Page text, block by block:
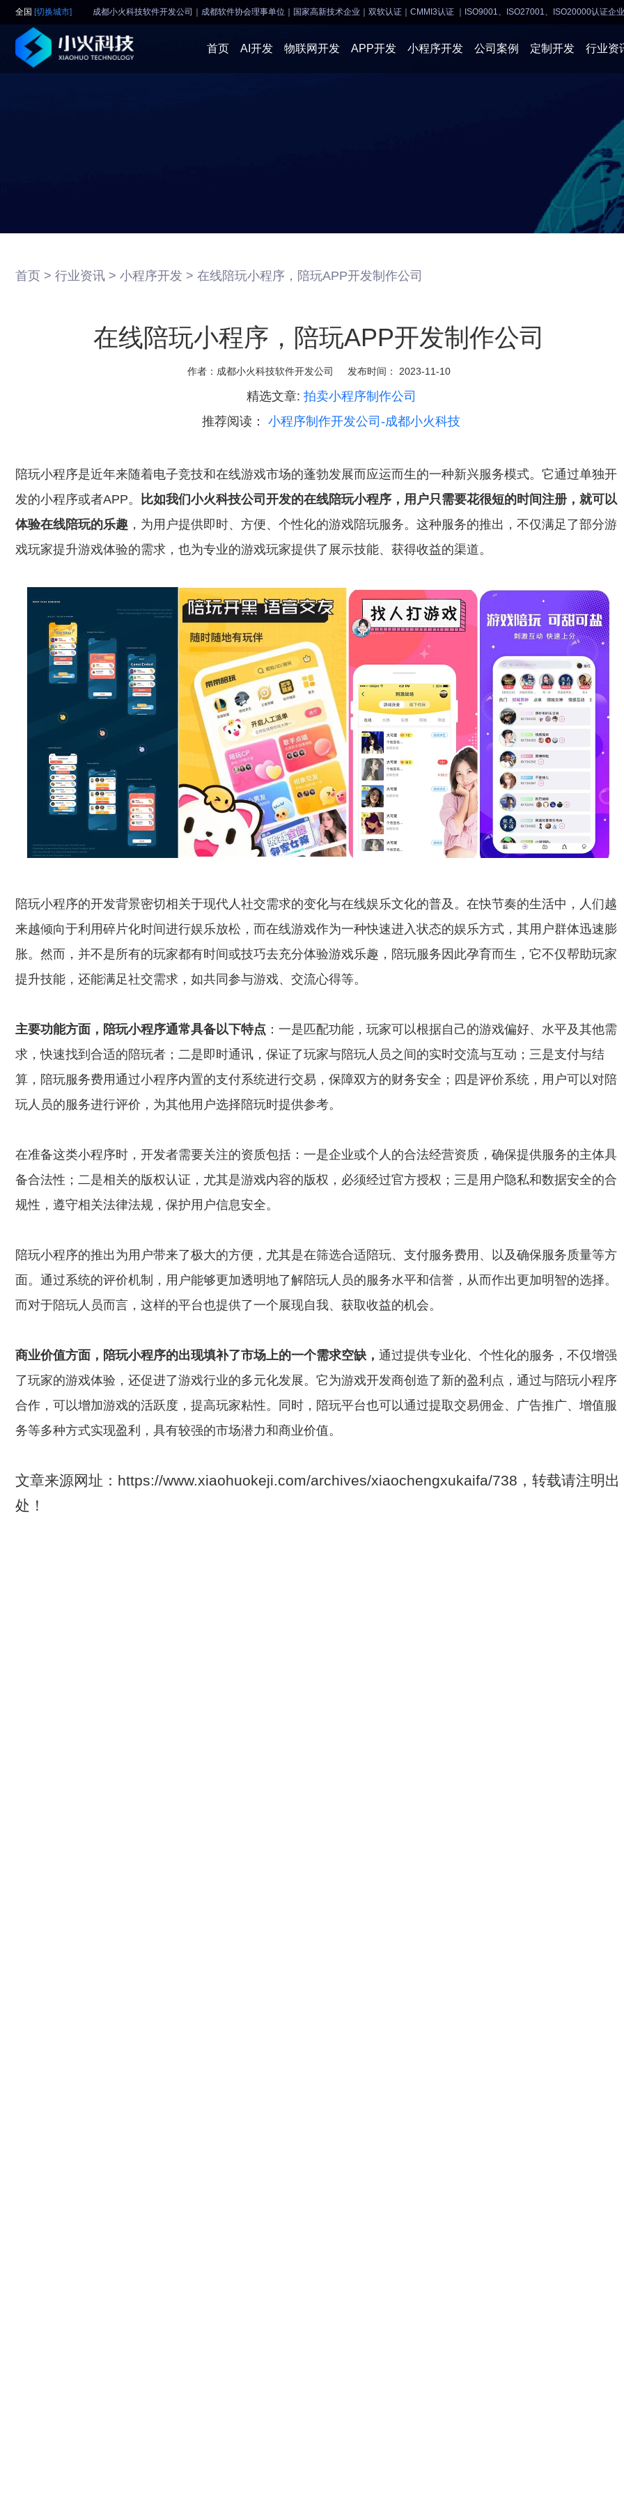
全国 [切换城市] 成都小火科技软件开发公司｜成都软件协会理事单位 国家高新技术企业｜双软认证｜CMMI3认证 ｜ISO9001、ISO27001、ISO20000认证企业
首页 AI开发 物联网开发 APP开发 小程序开发 公司案例 定制开发 行业资
小程序
系统开发
物联网
网站建设
企业经营
商业行情
首页 > 行业资讯 > 小程序开发 > 在线陪玩小程序，陪玩APP开发制作公司
在线陪玩小程序，陪玩APP开发制作公司
作者： 成都小火科技软件开发公司 发布时间： 2023-11-10
精选文章: 拍卖小程序制作公司
推荐阅读： 小程序制作开发公司-成都小火科技
陪玩小程序是近年来随着电子竞技和在线游戏市场的蓬勃发展而应运而生的一种新兴服务模式。它通过单独开
发的小程序或者APP。
比如我们小火科技公司开发的在线陪玩小程序，用户只需要花很短的时间注册，就可以
体验在线陪玩的乐趣 ，为用户提供即时、方便、个性化的游戏陪玩服务。这种服务的推出，不仅满足了部分游
戏玩家提升游戏体验的需求，也为专业的游戏玩家提供了展示技能、获得收益的渠道。
陪玩小程序的开发背景密切相关于现代人社交需求的变化与在线娱乐文化的普及。在快节奏的生活中，人们越
来越倾向于利用碎片化时间进行娱乐放松，而在线游戏作为一种快速进入状态的娱乐方式，其用户群体迅速膨
胀。然而，并不是所有的玩家都有时间或技巧去充分体验游戏乐趣，陪玩服务因此孕育而生，它不仅帮助玩家
提升技能，还能满足社交需求，如共同参与游戏、交流心得等。
主要功能方面，陪玩小程序通常具备以下特点 ：一是匹配功能，玩家可以根据自己的游戏偏好、水平及其他需
求，快速找到合适的陪玩者；二是即时通讯，保证了玩家与陪玩人员之间的实时交流与互动；三是支付与结
算，陪玩服务费用通过小程序内置的支付系统进行交易，保障双方的财务安全；四是评价系统，用户可以对陪
玩人员的服务进行评价，为其他用户选择陪玩时提供参考。
在准备这类小程序时，开发者需要关注的资质包括：一是企业或个人的合法经营资质，确保提供服务的主体具
备合法性；二是相关的版权认证，尤其是游戏内容的版权，必须经过官方授权；三是用户隐私和数据安全的合
规性，遵守相关法律法规，保护用户信息安全。
陪玩小程序的推出为用户带来了极大的方便，尤其是在筛选合适陪玩、支付服务费用、以及确保服务质量等方
面。通过系统的评价机制，用户能够更加透明地了解陪玩人员的服务水平和信誉，从而作出更加明智的选择。
而对于陪玩人员而言，这样的平台也提供了一个展现自我、获取收益的机会。
商业价值方面，陪玩小程序的出现填补了市场上的一个需求空缺， 通过提供专业化、个性化的服务，不仅增强
了玩家的游戏体验，还促进了游戏行业的多元化发展。它为游戏开发商创造了新的盈利点，通过与陪玩小程序
合作，可以增加游戏的活跃度，提高玩家粘性。同时，陪玩平台也可以通过提取交易佣金、广告推广、增值服
务等多种方式实现盈利，具有较强的市场潜力和商业价值。
文章来源网址：https://www.xiaohuokeji.com/archives/xiaochengxukaifa/738，转载请注明出
处！